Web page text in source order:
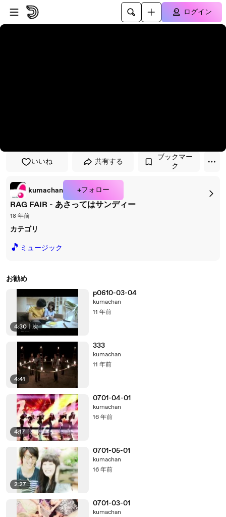
プレイヤーにスキップ
メインコンテンツにスキップ
ログイン
いいね 共有する
ブックマー
ク
kumachan +フォロー
RAG FAIR - あさってはサンディー
18 年前
カテゴリ
🎵 ミュージック
お勧め
4:30 | 次
p0610-03-04
kumachan
11 年前
4:41
333
kumachan
11 年前
4:17
0701-04-01
kumachan
16 年前
2:27
0701-05-01
kumachan
16 年前
0701-03-01
kumachan